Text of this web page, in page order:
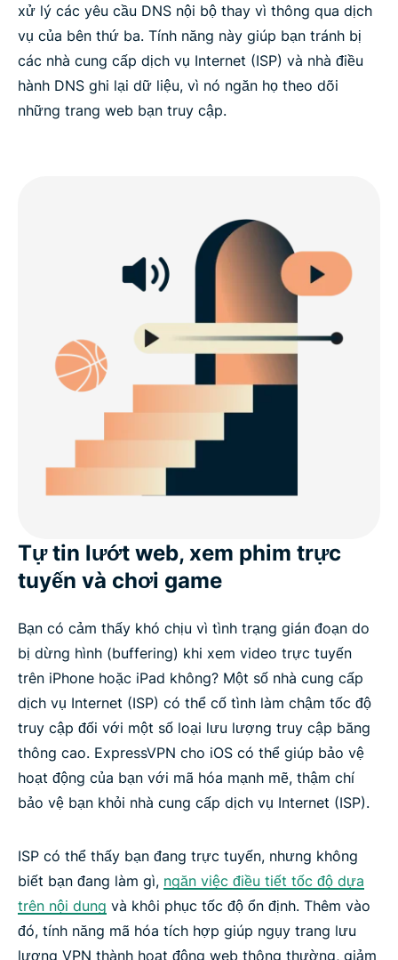
xử lý các yêu cầu DNS nội bộ thay vì thông qua dịch
vụ của bên thứ ba. Tính năng này giúp bạn tránh bị
các nhà cung cấp dịch vụ Internet (ISP) và nhà điều
hành DNS ghi lại dữ liệu, vì nó ngăn họ theo dõi
những trang web bạn truy cập.
Tự tin lướt web, xem phim trực
tuyến và chơi game
Bạn có cảm thấy khó chịu vì tình trạng gián đoạn do
bị dừng hình (buffering) khi xem video trực tuyến
trên iPhone hoặc iPad không? Một số nhà cung cấp
dịch vụ Internet (ISP) có thể cố tình làm chậm tốc độ
truy cập đối với một số loại lưu lượng truy cập băng
thông cao. ExpressVPN cho iOS có thể giúp bảo vệ
hoạt động của bạn với mã hóa mạnh mẽ, thậm chí
bảo vệ bạn khỏi nhà cung cấp dịch vụ Internet (ISP).
ISP có thể thấy bạn đang trực tuyến, nhưng không
biết bạn đang làm gì, ngăn việc điều tiết tốc độ dựa
trên nội dung và khôi phục tốc độ ổn định. Thêm vào
đó, tính năng mã hóa tích hợp giúp ngụy trang lưu
lượng VPN thành hoạt động web thông thường, giảm